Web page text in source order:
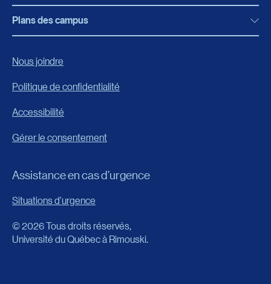
Bibliothèque
Boutique en ligne
Carrières
Événements
Fondation de l’UQAR
FAQ
Portail
Programmes, formations et admission
Frais de scolarité
Calendrier universitaire
Horaire des cours
Plans des campus
Nous joindre
Politique de confidentialité
Accessibilité
Gérer le consentement
Assistance en cas d’urgence
Situations d'urgence
© 2026 Tous droits réservés,
Université du Québec à Rimouski.